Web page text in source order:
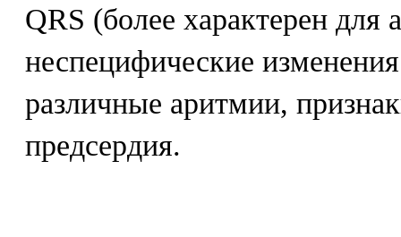
QRS (более характерен для
неспецифические
различные аритмии,
предсердия.